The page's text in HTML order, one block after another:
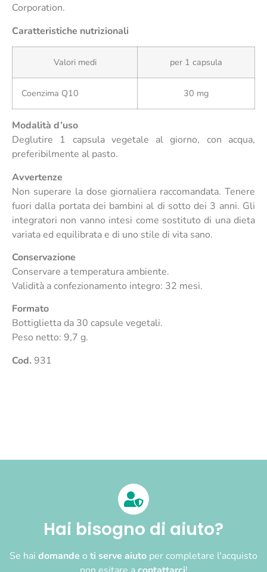
Corporation.
Caratteristiche nutrizionali
Valori medi per 1 capsula
Coenzima Q10 30 mg
Modalità d’uso
Deglutire 1 capsula vegetale al giorno, con acqua,
preferibilmente al pasto.
Avvertenze
Non superare la dose giornaliera raccomandata. Tenere
fuori dalla portata dei bambini al di sotto dei 3 anni. Gli
integratori non vanno intesi come sostituto di una dieta
variata ed equilibrata e di uno stile di vita sano.
Conservazione
Conservare a temperatura ambiente.
Validità a confezionamento integro: 32 mesi.
Formato
Bottiglietta da 30 capsule vegetali.
Peso netto: 9,7 g.
Cod. 931
Hai bisogno di aiuto?
Se hai domande o ti serve aiuto per completare l'acquisto